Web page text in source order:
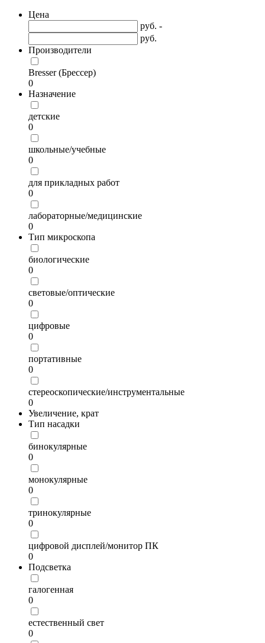
Цена
руб. -
руб.
Производители
Bresser (Брессер)
0
Назначение
детские
0
школьные/учебные
0
для прикладных работ
0
лабораторные/медицинские
0
Тип микроскопа
биологические
0
световые/оптические
0
цифровые
0
портативные
0
стереоскопические/инструментальные
0
Увеличение, крат
Тип насадки
бинокулярные
0
монокулярные
0
тринокулярные
0
цифровой дисплей/монитор ПК
0
Подсветка
галогенная
0
естественный свет
0